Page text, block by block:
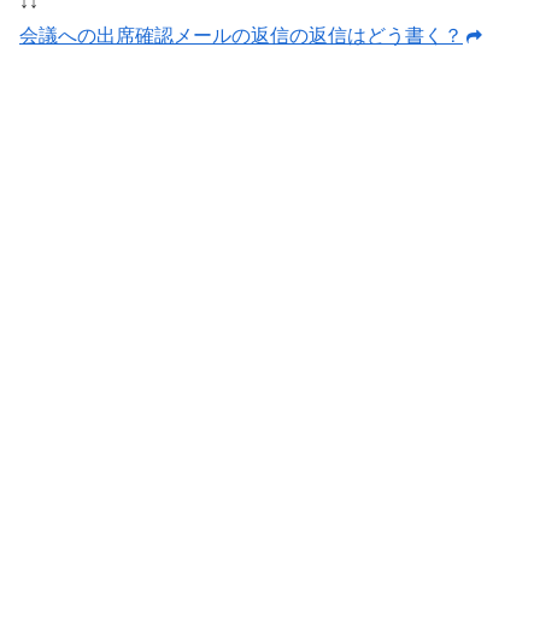
会議への出席確認メールの返信の返信はどう書く？